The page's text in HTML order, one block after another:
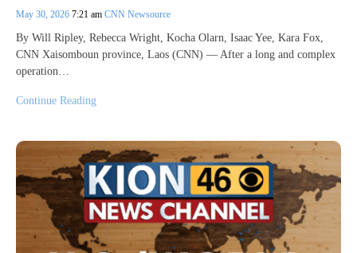
May 30, 2026 7:21 am CNN Newsource
By Will Ripley, Rebecca Wright, Kocha Olarn, Isaac Yee, Kara Fox,
CNN Xaisomboun province, Laos (CNN) — After a long and complex
operation…
Continue Reading